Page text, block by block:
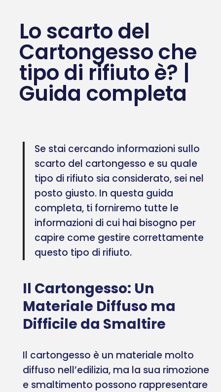
Lo scarto del
Cartongesso che
tipo di rifiuto è? |
Guida completa
Se stai cercando informazioni sullo
scarto del cartongesso e su quale
tipo di rifiuto sia considerato, sei nel
posto giusto. In questa guida
completa, ti forniremo tutte le
informazioni di cui hai bisogno per
capire come gestire correttamente
questo tipo di rifiuto.
Il Cartongesso: Un
Materiale Diffuso ma
Difficile da Smaltire
Il cartongesso è un materiale molto
diffuso nell’edilizia, ma la sua rimozione
e smaltimento possono rappresentare